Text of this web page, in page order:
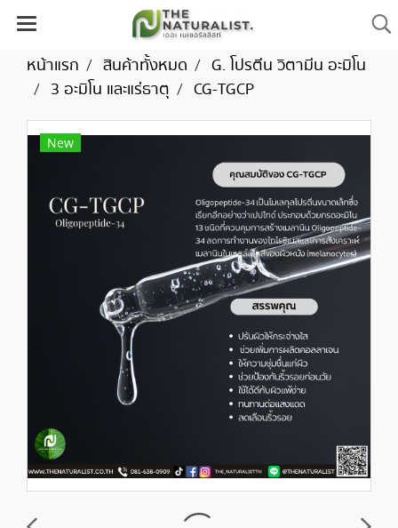
หน้าแรก สินค้าทั้งหมด
G. โปรตีน วิตามีน อะมิโน
3 อะมิโน และแร่ธาตุ
CG-TGCP
New